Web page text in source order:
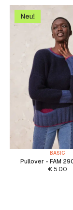
BASIC
Pullover - FAM
€ 5.00